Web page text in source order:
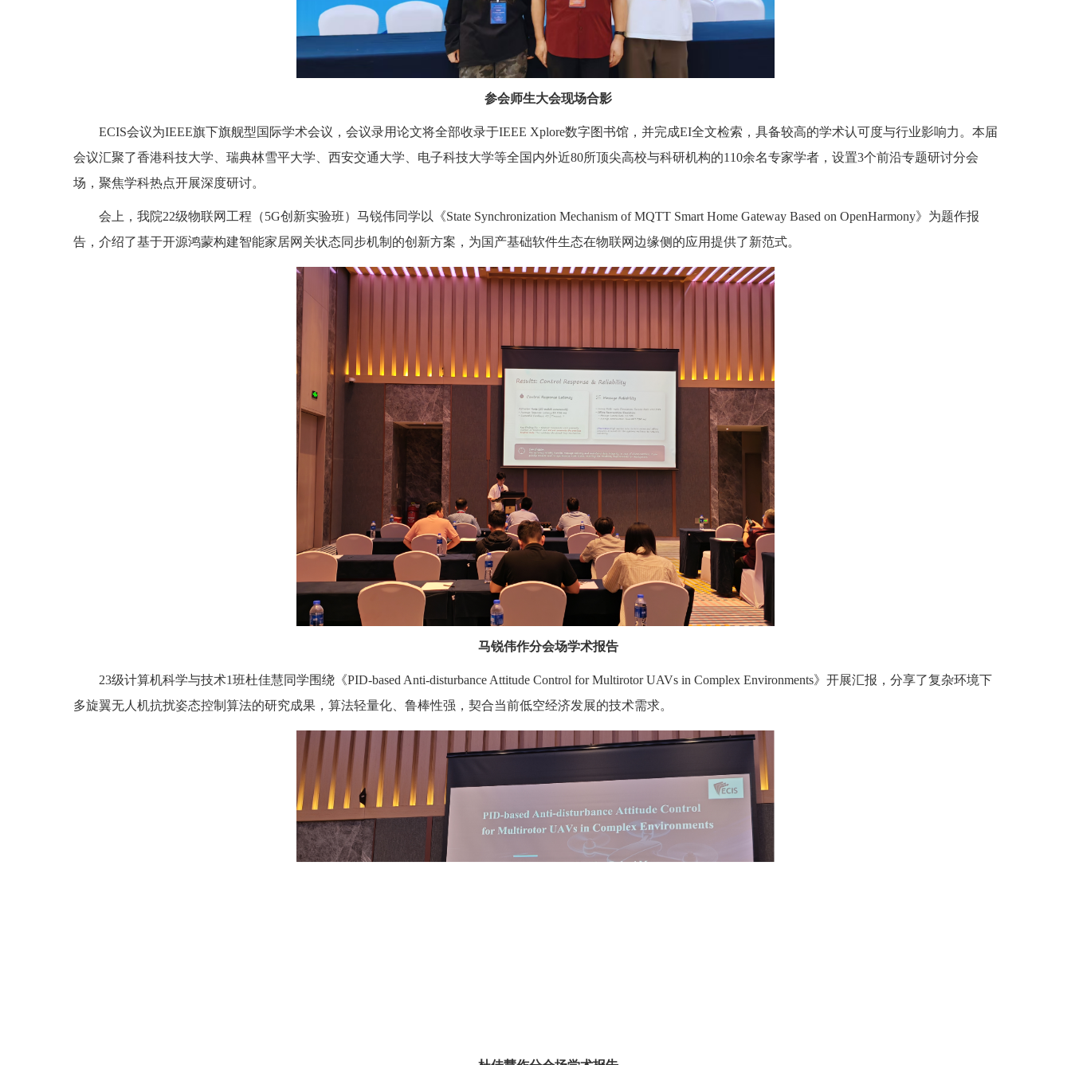
参会师生大会现场合影
ECIS会议为IEEE旗下旗舰型国际学术会议，会议录用论文将全部收录于IEEE Xplore数字图书馆，并完成EI全文检索，具备较高的学术认可度与行业影响力。本届
会议汇聚了香港科技大学、瑞典林雪平大学、西安交通大学、电子科技大学等全国内外近80所顶尖高校与科研机构的110余名专家学者，设置3个前沿专题研讨分会
场，聚焦学科热点开展深度研讨。
会上，我院22级物联网工程（5G创新实验班）马锐伟同学以《State Synchronization Mechanism of MQTT Smart Home Gateway Based on OpenHarmony》为题作报
告，介绍了基于开源鸿蒙构建智能家居网关状态同步机制的创新方案，为国产基础软件生态在物联网边缘侧的应用提供了新范式。
马锐伟作分会场学术报告
23级计算机科学与技术1班杜佳慧同学围绕《PID-based Anti-disturbance Attitude Control for Multirotor UAVs in Complex Environments》开展汇报，分享了复杂环境下
多旋翼无人机抗扰姿态控制算法的研究成果，算法轻量化、鲁棒性强，契合当前低空经济发展的技术需求。